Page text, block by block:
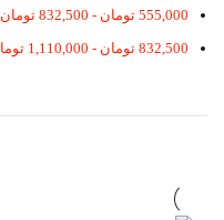
555,000 تومان -
832,500 تومان
832,500 تومان -
1,110,000